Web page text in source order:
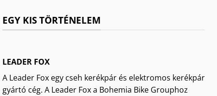
EGY KIS TÖRTÉNELEM
LEADER FOX
A Leader Fox egy cseh kerékpár és elektromos kerékpár
gyártó cég. A Leader Fox a Bohemia Bike Grouphoz